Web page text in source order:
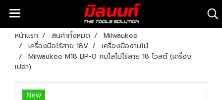
หน้าแรก สินค้าทั้งหมด
Milwaukee
เครื่องมือไร้สาย 18V
เครื่องมืองานไม้
Milwaukee M18 BP-0 กบไสไม้ไร้สาย 18 โวลต์ (เครื่อง
เปล่า)
New